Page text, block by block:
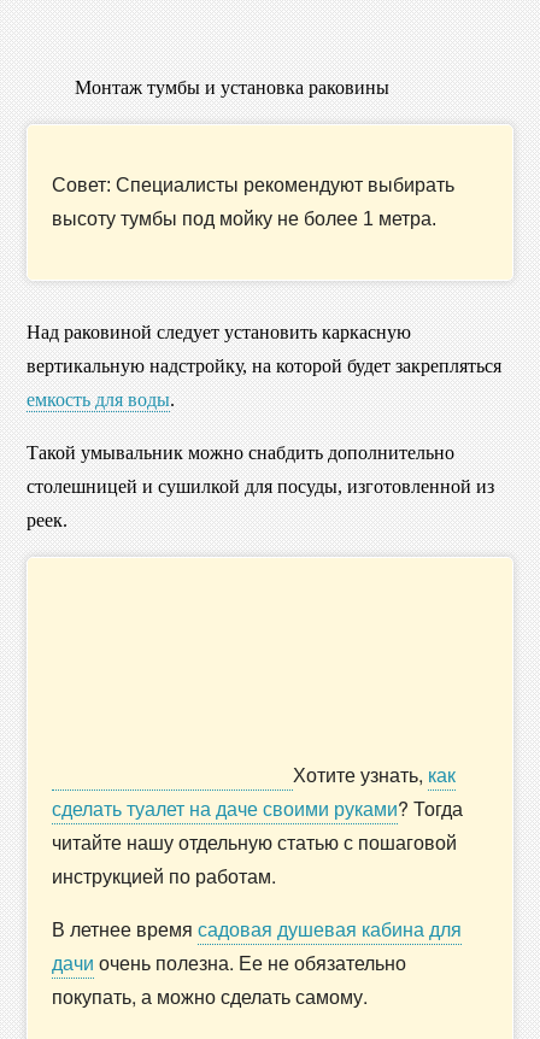
Монтаж тумбы и установка раковины
Совет: Специалисты рекомендуют выбирать
высоту тумбы под мойку не более 1 метра.
Над раковиной следует установить каркасную
вертикальную надстройку, на которой будет закрепляться
емкость для воды.
Такой умывальник можно снабдить дополнительно
столешницей и сушилкой для посуды, изготовленной из
реек.
Хотите узнать, как
сделать туалет на даче своими руками? Тогда
читайте нашу отдельную статью с пошаговой
инструкцией по работам.
В летнее время садовая душевая кабина для
дачи очень полезна. Ее не обязательно
покупать, а можно сделать самому.